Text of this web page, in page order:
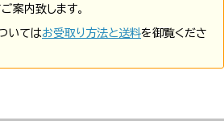
案内致します。
いてはお受取り方法と送料を御覧くださ